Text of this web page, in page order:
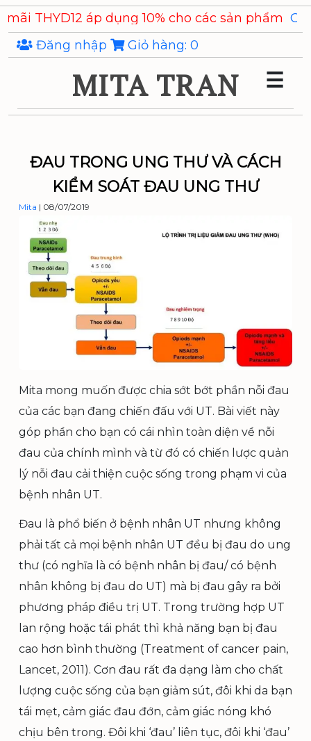
Skip
to
the
content
dụng 10% cho các sản phẩmChiết xuất Ý Dĩ
Đăng nhập
Giỏ hàng: 0
MITA TRAN ☰
ĐAU TRONG UNG THƯ VÀ CÁCH
KIỂM SOÁT ĐAU UNG THƯ
Mita | 08/07/2019
Mita mong muốn được chia sớt bớt phần nỗi đau
của các bạn đang chiến đấu với UT. Bài viết này
góp phần cho bạn có cái nhìn toàn diện về nỗi
đau của chính mình và từ đó có chiến lược quản
lý nỗi đau cải thiện cuộc sống trong phạm vi của
bệnh nhân UT.
Đau là phổ biến ở bệnh nhân UT nhưng không
phải tất cả mọi bệnh nhân UT đều bị đau do ung
thư (có nghĩa là có bệnh nhân bị đau/ có bệnh
nhân không bị đau do UT) mà bị đau gây ra bởi
phương pháp điều trị UT. Trong trường hợp UT
lan rộng hoặc tái phát thì khả năng bạn bị đau
cao hơn bình thường (Treatment of cancer pain,
Lancet, 2011). Cơn đau rất đa dạng làm cho chất
lượng cuộc sống của bạn giảm sút, đôi khi da bạn
tái mẹt, cảm giác đau đớn, cảm giác nóng khó
chịu bên trong. Đôi khi ‘đau’ liên tục, đôi khi ‘đau’